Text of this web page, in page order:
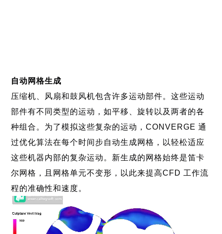
自动网格生成
压缩机、风扇和鼓风机包含许多运动部件。这些运动
部件有不同类型的运动，如平移、旋转以及两者的各
种组合。为了模拟这些复杂的运动，CONVERGE 通
过优化算法在每个时间步自动生成网格，以轻松适应
这些机器内部的复杂运动。新生成的网格始终是笛卡
尔网格，且网格单元不变形，以此来提高CFD 工作流
程的准确性和速度。